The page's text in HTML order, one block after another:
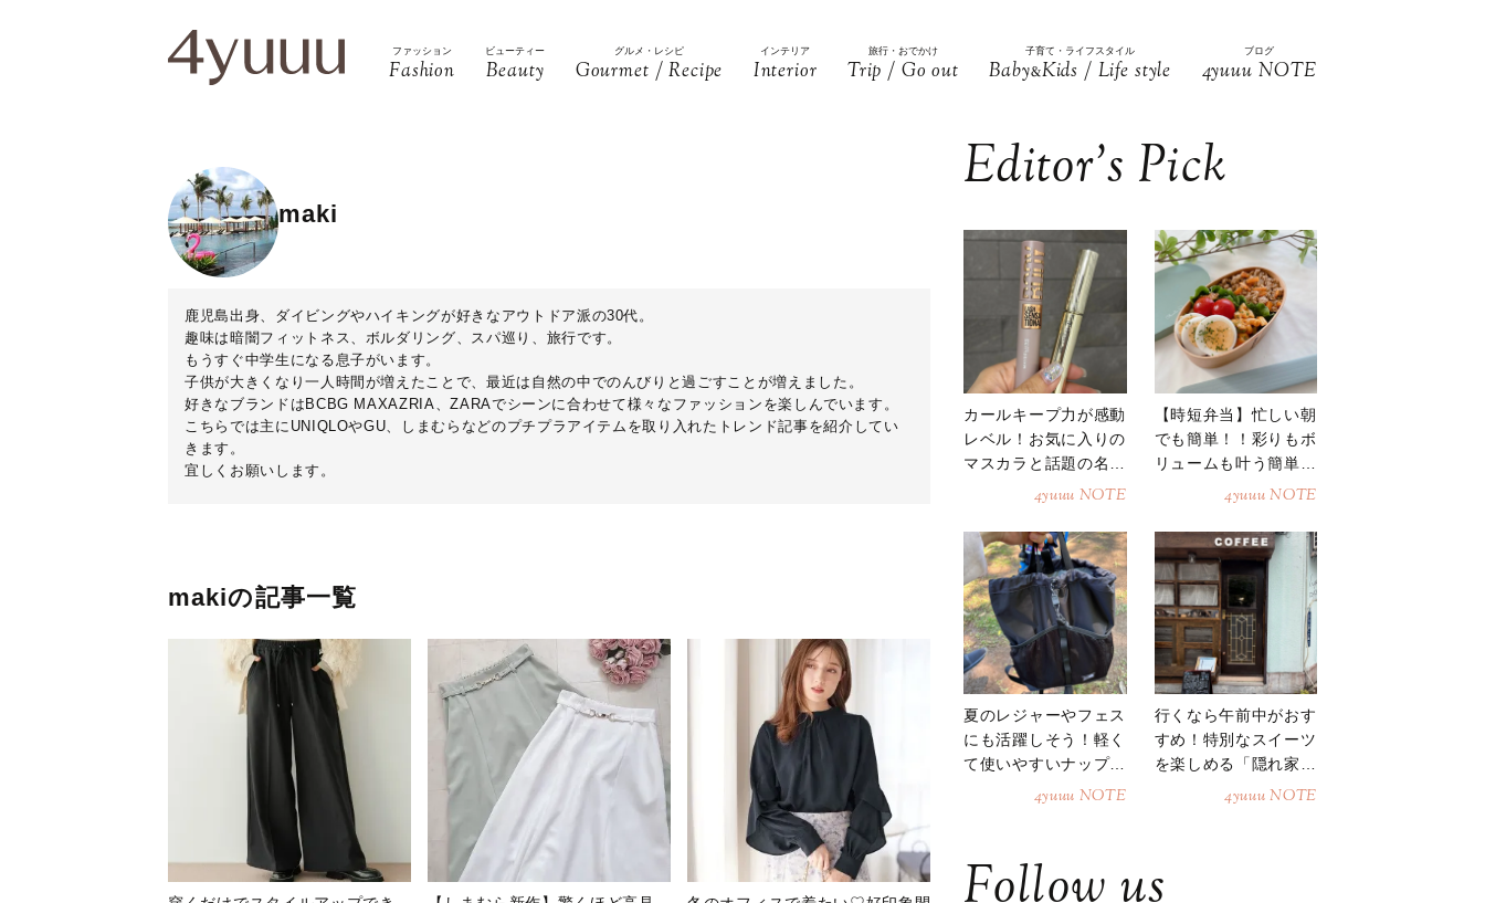
ファッション
Fashion
ビューティー
Beauty
グルメ・レシピ
Gourmet / Recipe
インテリア
Interior
旅行・おでかけ
Trip / Go out
子育て・ライフスタイル
Baby&Kids / Life style
ブログ
4yuuu NOTE
maki
鹿児島出身、ダイビングやハイキングが好きなアウトドア派の30代。
趣味は暗闇フィットネス、ボルダリング、スパ巡り、旅行です。
もうすぐ中学生になる息子がいます。
子供が大きくなり一人時間が増えたことで、最近は自然の中でのんびりと過ごすことが増えました。
好きなブランドはBCBG MAXAZRIA、ZARAでシーンに合わせて様々なファッションを楽しんでいます。
こちらでは主にUNIQLOやGU、しまむらなどのプチプラアイテムを取り入れたトレンド記事を紹介してい
きます。
宜しくお願いします。
makiの記事一覧
Editor’s Pick
カールキープ力が感動
レベル！お気に入りの
マスカラと話題の名品
4yuuu NOTE
【時短弁当】忙しい朝
でも簡単！！彩りもボ
リュームも叶う簡単そ
4yuuu NOTE
夏のレジャーやフェス
にも活躍しそう！軽く
て使いやすいナップサ
4yuuu NOTE
行くなら午前中がおす
すめ！特別なスイーツ
を楽しめる「隠れ家カ
4yuuu NOTE